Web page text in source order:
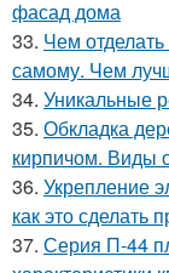
фасад дома
33. Чем
самому. Чем
34. Уникальные
35. Обкладка
кирпичом. Виды
36. Укрепление
как это сделать
37. Серия П-44